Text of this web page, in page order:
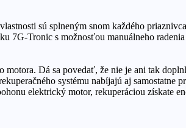
sú splneným snom každého
7G-Tronic s možnosťou manuálneho
Dá sa povedať, že nie je ani tak
systému nabíjajú aj samostatne
elektrický motor, rekuperáciou získate